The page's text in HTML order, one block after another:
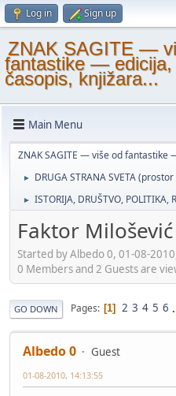
Log in Sign up
ZNAK SAGITE —
fantastike — edicija,
časopis, knjižara...
Main Menu
ZNAK SAGITE — više od fantastike
► DRUGA STRANA SVETA
► ISTORIJA, DRUŠTVO, POLITIKA,
Faktor Milošević
Started by Albedo 0, 01-08-
0 Members and 2 Guests are
GO DOWN Pages 1 2 3 4 5 6
Albedo 0 Guest
01-08-2010, 14:13:55